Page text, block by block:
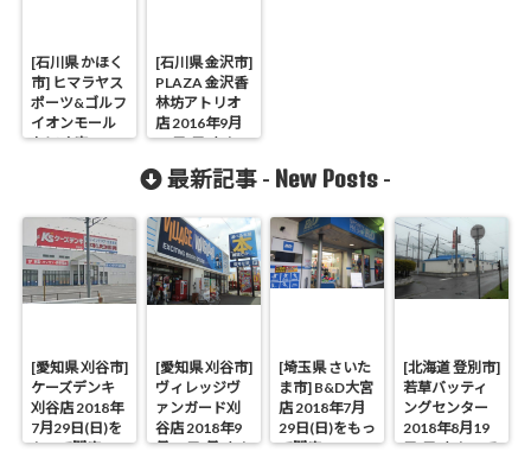
[石川県 かほく
市] ヒマラヤス
ポーツ&ゴルフ
イオンモール
かほく店 2017
[石川県 金沢市]
PLAZA 金沢香
林坊アトリオ
店 2016年9月
25日(日)をもっ
最新記事 - New Posts -
[愛知県 刈谷市]
ケーズデンキ
刈谷店 2018年
7月29日(日)を
もって閉店
[愛知県 刈谷市]
ヴィレッジヴ
ァンガード刈
谷店 2018年9
月17日(月)をも
[埼玉県 さいた
ま市] B&D大宮
店 2018年7月
29日(日)をもっ
て閉店
[北海道 登別市]
若草バッティ
ングセンター
2018年8月19
日(日)をもって